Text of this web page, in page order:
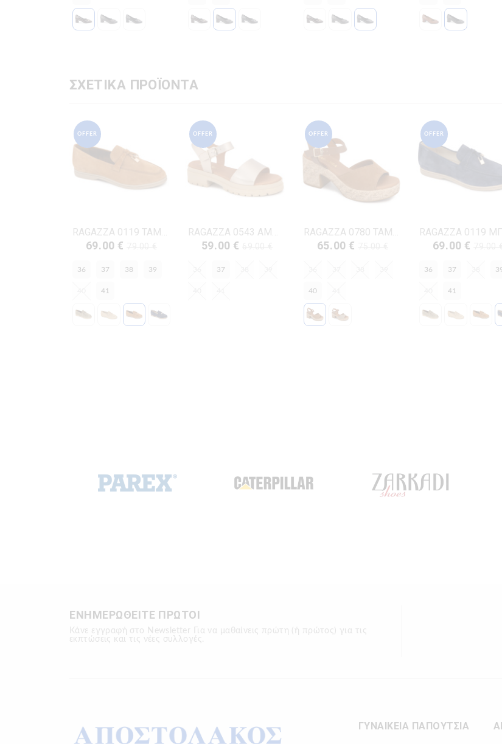
ΣΧΕΤΙΚΑ ΠΡΟΪΟΝΤΑ
OFFER
RAGAZZA 0119 ΤΑΜΠΑ ΔΕΡΜΑ-NUBUK
69.00 €
36 37 38 39
41
OFFER
RAGAZZA 0543 ΑΜΜΟΣ ΔΕΡΜΑ
59.00 €
37
OFFER
RAGAZZA 0780 ΤΑΜΠΑ ΔΕΡΜΑ-NUBUK
65.00 €
40
OFFER
69.00 €
36 37
41
ΕΝΗΜΕΡΩΘΕΙΤΕ ΠΡΩΤΟΙ
Κάνε εγγραφή στο Newsletter Για να μαθαίνεις πρώτη (ή πρώτος) για τις
εκπτώσεις και τις νέες συλλογές.
ΓΥΝΑΙΚΕΙΑ ΠΑΠΟΥΤΣΙΑ